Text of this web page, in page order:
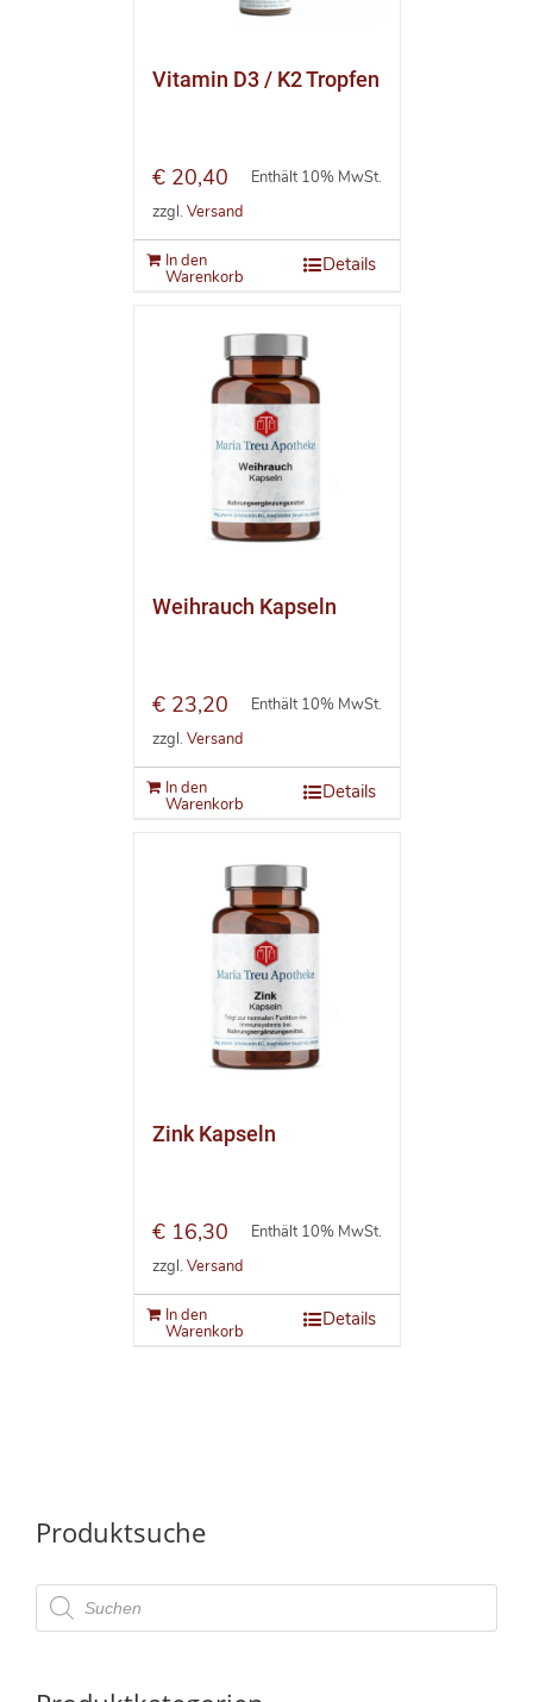
Vitamin D3 / K2 Tropfen
€20,40
Enthält 10% MwSt.
zzgl. Versand
In den
Warenkorb
Details
Weihrauch Kapseln
€23,20
Enthält 10% MwSt.
zzgl. Versand
In den
Warenkorb
Details
Zink Kapseln
€16,30
Enthält 10% MwSt.
zzgl. Versand
In den
Warenkorb
Details
Produktsuche
Products
search